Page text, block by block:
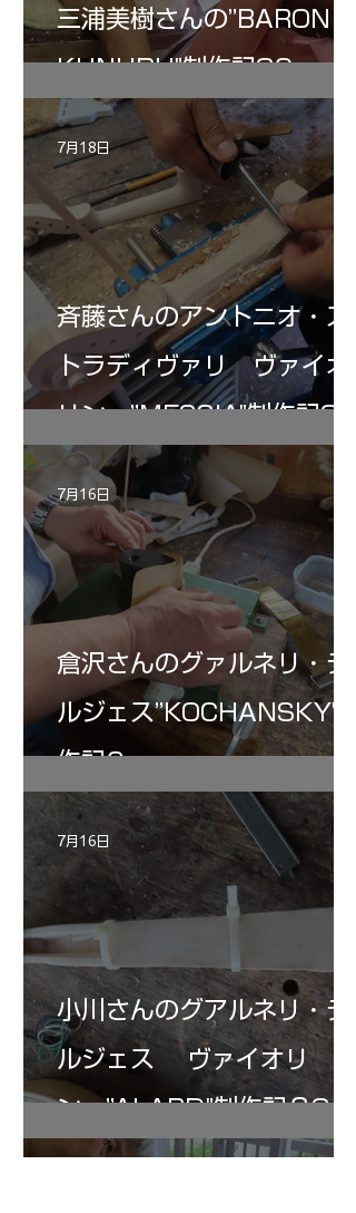
三浦美樹さんの”BARON・
KUNUPU"制作記30
斉藤さんのアントニオ・ス
トラディヴァリ ヴァイオ
リン ”MESSIA"制作記32
7月18日
倉沢さんのグァルネリ・デ
ルジェス”KOCHANSKY"制
作記6
7月16日
小川さんのグアルネリ・デ
ルジェス ヴァイオリ
ン ”ALARD"制作記３3
7月16日